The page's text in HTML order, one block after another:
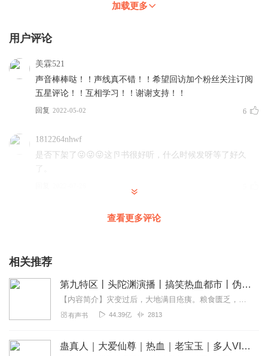
加载更多
用户评论
美霖521
声音棒棒哒！！声线真不错！！希望回访加个粉丝关注订阅
五星评论！！互相学习！！谢谢支持！！
回复 2022-05-02 6
1812264nhwf
是否下架了😜😜😜这卪书很好听，什么时候发呀等了好久
了。
点让男主的妈妈答应，女主和男主快点在一起
听友318825654
小说写得好，主播讲的非常好，
查看更多评论
相关推荐
第九特区丨头陀渊演播丨搞笑热血都市丨伪戒丨VIP免费多人有声剧
【内容简介】灾变过后，大地满目疮痍。粮食匮乏，资源紧俏，局势混乱……一位从待规划区杀出来的青年，背对着漫天黄沙，孤身来到九区谋生，却不曾想偶然结识三五好友，一念...
有声书 44.39亿 2813
蛊真人｜大爱仙尊｜热血｜老宝玉｜多人VIP免费有声剧